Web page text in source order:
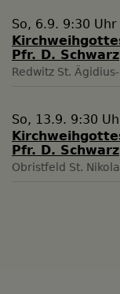
So, 6.9. 9:30 Uhr
Pfr. D. Schwarz
Redwitz St.
So, 13.9. 9:30
Pfr. D. Schwarz
Obristfeld St.